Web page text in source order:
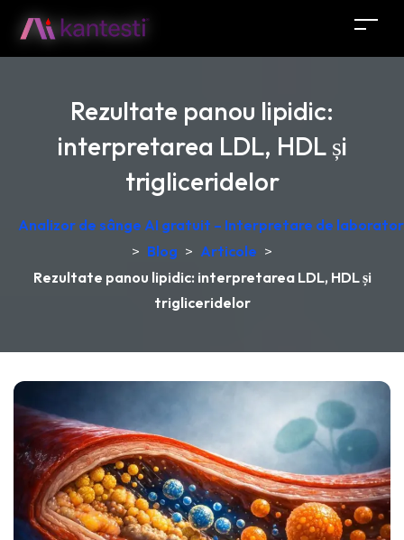
Rezultate panou lipidic:
interpretarea LDL, HDL și
trigliceridelor
Analizor de sânge AI gratuit – Interpretare de
> Blog > Articole >
Rezultate panou lipidic: interpretarea LDL, HDL și
trigliceridelor